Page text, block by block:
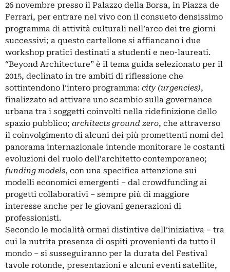
26 novembre presso il Palazzo della Borsa, in Piazza de
Ferrari, per entrare nel vivo con il consueto densissimo
programma di attività culturali nell’arco dei tre giorni
successivi; a questo cartellone si affiancano i due
workshop pratici destinati a studenti e neo-laureati.
“Beyond Architecture” è il tema guida selezionato per il
2015, declinato in tre ambiti di riflessione che
sottintendono l’intero programma: city (urgencies),
finalizzato ad attivare uno scambio sulla governance
urbana tra i soggetti coinvolti nella ridefinizione dello
spazio pubblico; architects ground zero, che attraverso
il coinvolgimento di alcuni dei più promettenti nomi del
panorama internazionale intende monitorare le costanti
evoluzioni del ruolo dell’architetto contemporaneo;
funding models, con una specifica attenzione sui
modelli economici emergenti – dal crowdfunding ai
progetti collaborativi – sempre più di maggiore
interesse anche per le giovani generazioni di
professionisti.
Secondo le modalità ormai distintive dell’iniziativa – tra
cui la nutrita presenza di ospiti provenienti da tutto il
mondo – si susseguiranno per la durata del Festival
tavole rotonde, presentazioni e alcuni eventi satellite,